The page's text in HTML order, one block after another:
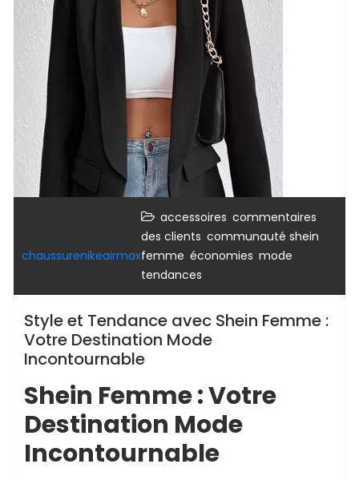
chaussurenikeairmax
accessoires commentaires
des clients communauté shein
femme économies mode
tendances
Style et Tendance avec Shein Femme :
Votre Destination Mode
Incontournable
Shein Femme : Votre
Destination Mode
Incontournable